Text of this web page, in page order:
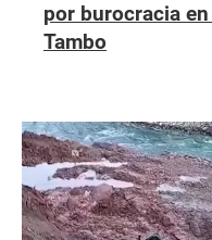
por burocracia
Tambo